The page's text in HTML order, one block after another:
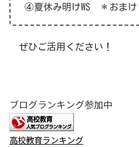
④夏休み明けWS ＊おまけ
ぜひご活用ください！
ブログランキング参加中
高校教育ランキング